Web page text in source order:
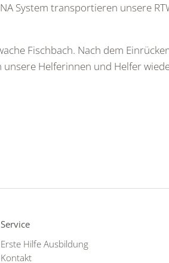
System transportieren unsere
Fischbach. Nach dem
Helferinnen und Helfer
Service
Erste Hilfe Ausbildung
Kontakt